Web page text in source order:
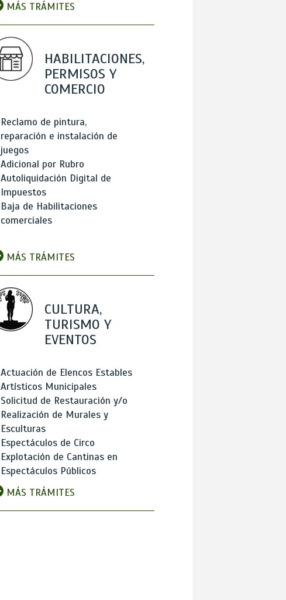
MÁS TRÁMITES
HABILITACIONES,
PERMISOS Y
COMERCIO
Reclamo de pintura,
reparación e instalación de
juegos
Adicional por Rubro
Autoliquidación Digital de
Impuestos
Baja de Habilitaciones
comerciales
MÁS TRÁMITES
CULTURA,
TURISMO Y
EVENTOS
Actuación de Elencos Estables
Artísticos Municipales
Solicitud de Restauración y/o
Realización de Murales y
Esculturas
Espectáculos de Circo
Explotación de Cantinas en
Espectáculos Públicos
MÁS TRÁMITES